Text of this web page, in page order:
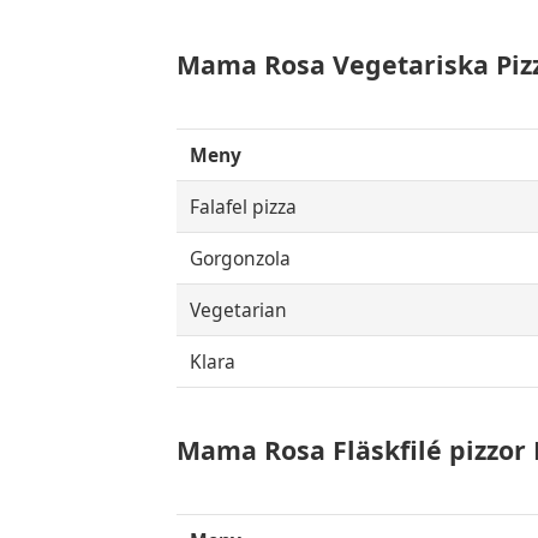
Mama Rosa Vegetariska
Meny
Falafel pizza
Gorgonzola
Vegetarian
Klara
Mama Rosa Fläskfilé pizzor